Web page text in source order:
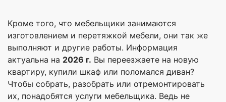
Кроме того, что мебельщики занимаются
изготовлением и перетяжкой мебели, они так же
выполняют и другие работы. Информация
актуальна на 2026 г. Вы переезжаете на новую
квартиру, купили шкаф или поломался диван?
Чтобы собрать, разобрать или отремонтировать
их, понадобятся услуги мебельщика. Ведь не